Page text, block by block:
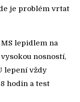
je problém vrtat
lepidlem na
nosností,
lepení vždy
hodin a test